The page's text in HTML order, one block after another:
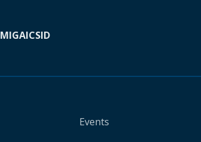
MIGAICSID
Events